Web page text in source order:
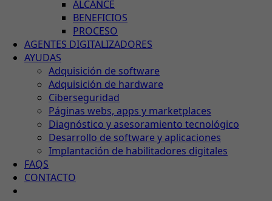
ALCANCE
BENEFICIOS
PROCESO
AGENTES DIGITALIZADORES
AYUDAS
Adquisición de software
Adquisición de hardware
Ciberseguridad
Páginas webs, apps y marketplaces
Diagnóstico y asesoramiento tecnológico
Desarrollo de software y aplicaciones
Implantación de habilitadores digitales
FAQS
CONTACTO